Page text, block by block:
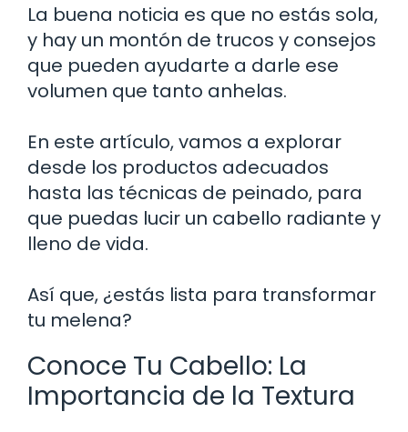
La buena noticia es que no estás sola,
y hay un montón de trucos y consejos
que pueden ayudarte a darle ese
volumen que tanto anhelas.
En este artículo, vamos a explorar
desde los productos adecuados
hasta las técnicas de peinado, para
que puedas lucir un cabello radiante y
lleno de vida.
Así que, ¿estás lista para transformar
tu melena?
Conoce Tu Cabello: La
Importancia de la Textura